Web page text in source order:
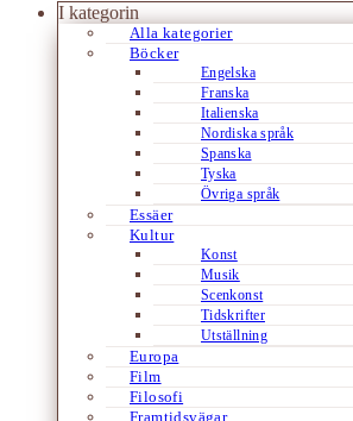
I kategorin
Alla kategorier
Böcker
Engelska
Franska
Italienska
Nordiska språk
Spanska
Tyska
Övriga språk
Essäer
Kultur
Konst
Musik
Scenkonst
Tidskrifter
Utställning
Europa
Film
Filosofi
Framtidsvägar